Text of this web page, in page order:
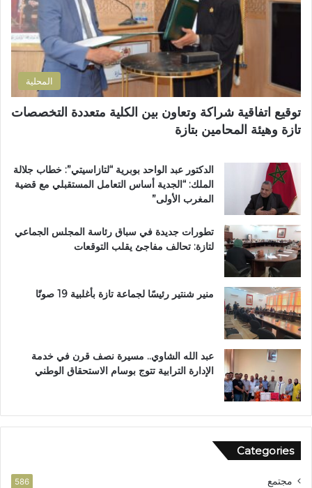
ا
ن
ض
و
ا
ح
ي
ت
.
.
و
ط
ا
ب
ز
المحلية
توقيع اتفاقية شراكة وتعاون بين الكلية متعددة التخصصات
تازة وهيئة المحامين بتازة
الدكتور عبد الواحد بوبرية “لتازاسيتي”: خطاب جلالة
الملك: “الجدية أساس التعامل المستقبلي مع قضية
المغرب الأولى”
تطورات جديدة في سباق رئاسة المجلس الجماعي
لتازة: تحالف مفاجئ يقلب التوقعات
منير شنتير رئيسًا لجماعة تازة بأغلبية 19 صوتًا
عبد الله الشاوي.. مسيرة نصف قرن في خدمة
الإدارة الترابية تتوج بوسام الاستحقاق الوطني
Categories
مجتمع 586